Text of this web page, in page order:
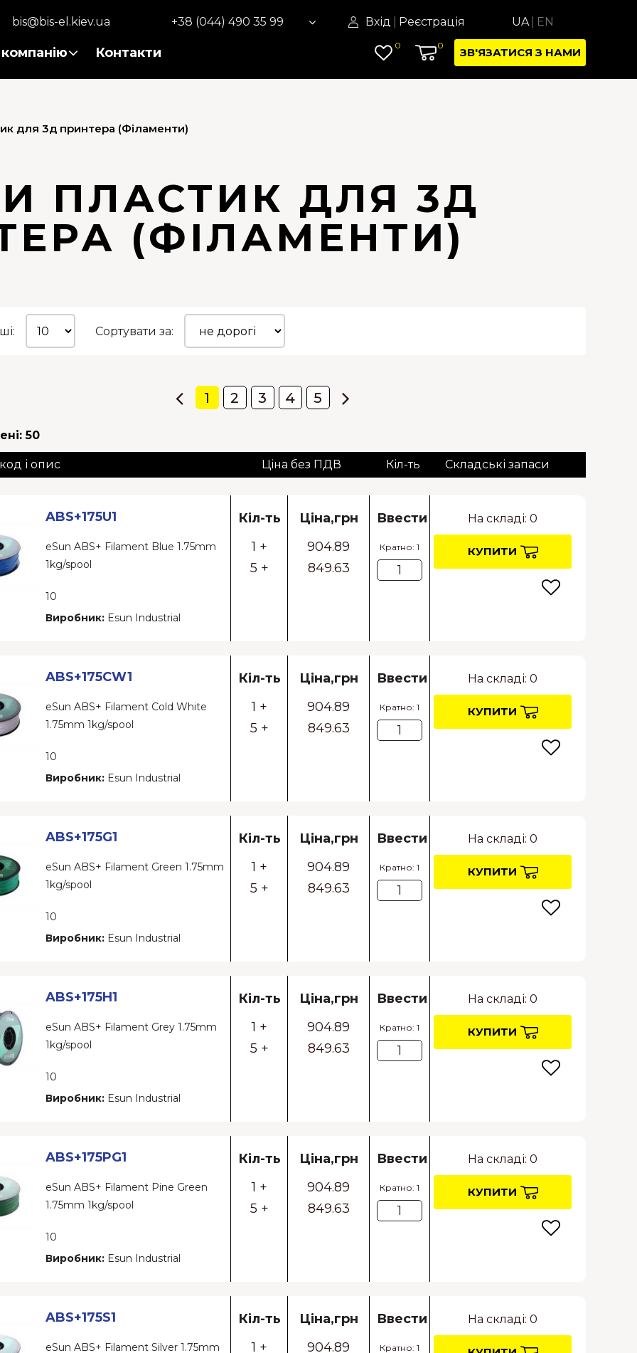
bis@bis-el.kiev.ua +38 (044) 490 35 99 Вхід Реєстрація UA EN
Контакти 0 0
ЗВ'ЯЗАТИСЯ З НАМИ
для 3д принтера (Філаменти)
ПЛАСТИК ДЛЯ 3Д
(ФІЛАМЕНТИ)
Сортувати за:
1 2 3 4 5
50
і опис Ціна без ПДВ Кіл-ть Складські запаси
ABS+175U1
eSun ABS+ Filament Blue 1.75mm
1kg/spool
10
Виробник: Esun Industrial
Кіл-ть
1 +
5 +
Ціна,грн
904.89
849.63
Ввести
Кратно: 1
На складі: 0
КУПИТИ
ABS+175CW1
eSun ABS+ Filament Cold White
1.75mm 1kg/spool
10
Виробник: Esun Industrial
Кіл-ть
1 +
5 +
Ціна,грн
904.89
849.63
Ввести
Кратно: 1
На складі: 0
КУПИТИ
ABS+175G1
eSun ABS+ Filament Green 1.75mm
1kg/spool
10
Виробник: Esun Industrial
Кіл-ть
1 +
5 +
Ціна,грн
904.89
849.63
Ввести
Кратно: 1
На складі: 0
КУПИТИ
ABS+175H1
eSun ABS+ Filament Grey 1.75mm
1kg/spool
10
Виробник: Esun Industrial
Кіл-ть
1 +
5 +
Ціна,грн
904.89
849.63
Ввести
Кратно: 1
На складі: 0
КУПИТИ
ABS+175PG1
eSun ABS+ Filament Pine Green
1.75mm 1kg/spool
10
Виробник: Esun Industrial
Кіл-ть
1 +
5 +
Ціна,грн
904.89
849.63
Ввести
Кратно: 1
На складі: 0
КУПИТИ
ABS+175S1
eSun ABS+ Filament Silver 1.75mm
Кіл-ть
1 +
Ціна,грн
904.89
Ввести
Кратно: 1
На складі: 0